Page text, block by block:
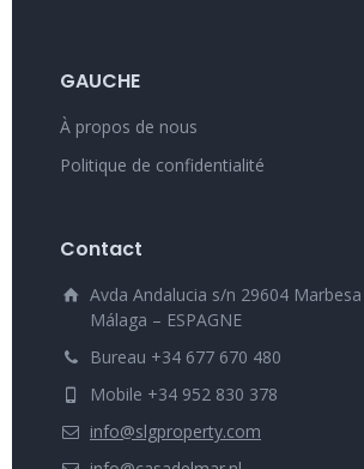
GAUCHE
À propos de nous
Politique de confidentialité
Contact
Avda Andalucia s/n 29604
Málaga – ESPAGNE
Bureau +34 677 670 480
Mobile +34 952 830 378
info@slgproperty.com